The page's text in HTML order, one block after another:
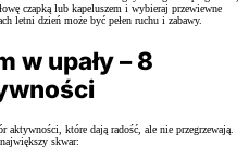
czapką lub kapeluszem i wybieraj przewiewne
letni dzień może być pełen ruchu i zabawy.
w upały – 8
aktywności, które dają radość, ale nie przegrzewają.
skwar: